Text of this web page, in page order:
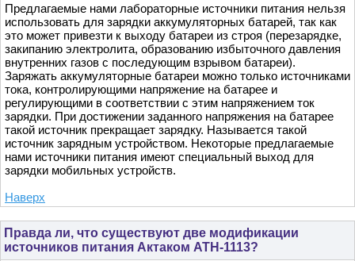
Предлагаемые нами лабораторные источники питания нельзя
использовать для зарядки аккумуляторных батарей, так как
это может привезти к выходу батареи из строя (перезарядке,
закипанию электролита, образованию избыточного давления
внутренних газов с последующим взрывом батареи).
Заряжать аккумуляторные батареи можно только источниками
тока, контролирующими напряжение на батарее и
регулирующими в соответствии с этим напряжением ток
зарядки. При достижении заданного напряжения на батарее
такой источник прекращает зарядку. Называется такой
источник зарядным устройством. Некоторые предлагаемые
нами источники питания имеют специальный выход для
зарядки мобильных устройств.
Наверх
Правда ли, что существуют две модификации
источников питания Актаком АТН-1113?